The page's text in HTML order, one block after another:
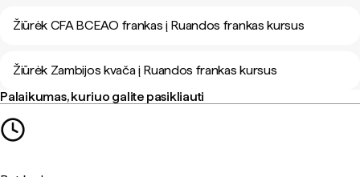
Žiūrėk CFA BCEAO frankas į Ruandos frankas kursus
Žiūrėk Zambijos kvača į Ruandos frankas kursus
Palaikumas, kuriuo galite pasikliauti